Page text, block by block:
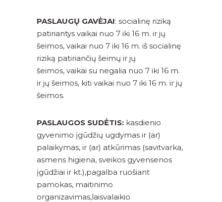
PASLAUGŲ GAVĖJAI: socialinę riziką
patiriantys vaikai nuo 7 iki 16 m. ir jų
šeimos, vaikai nuo 7 iki 16 m. iš socialinę
riziką patiriančių šeimų ir jų
šeimos, vaikai su negalia nuo 7 iki 16 m.
ir jų šeimos, kiti vaikai nuo 7 iki 16 m. ir jų
šeimos.
PASLAUGOS SUDĖTIS: kasdienio
gyvenimo įgūdžių ugdymas ir (ar)
palaikymas, ir (ar) atkūrimas (savitvarka,
asmens higiena, sveikos gyvensenos
įgūdžiai ir kt.),pagalba ruošiant
pamokas, maitinimo
organizavimas,laisvalaikio